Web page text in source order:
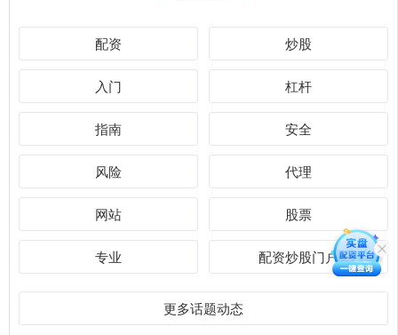
配资 炒股
入门 杠杆
指南 安全
风险 代理
网站 股票
专业 配资炒股门户
更多话题动态